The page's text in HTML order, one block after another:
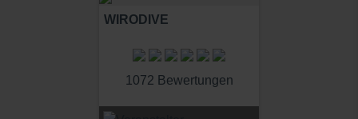
WIRODIVE
1072 Bewertungen